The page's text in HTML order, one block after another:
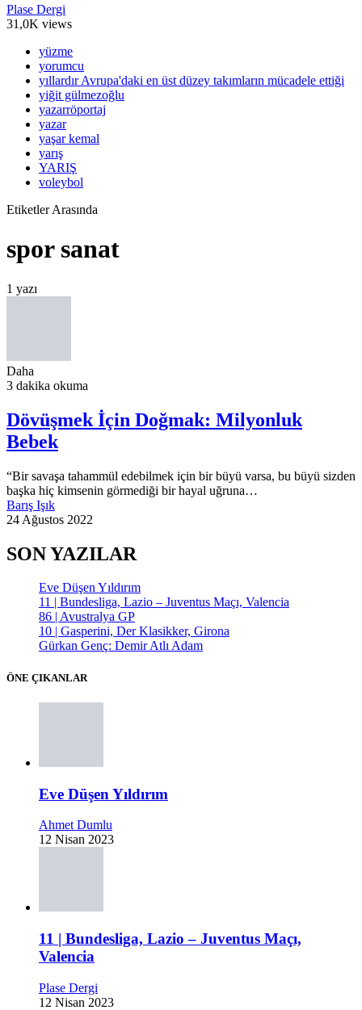
Plase Dergi
31,0K views
yüzme
yorumcu
yıllardır Avrupa'daki en üst düzey takımların mücadele ettiği
yiğit gülmezoğlu
yazarröportaj
yazar
yaşar kemal
yarış
YARIŞ
voleybol
Etiketler Arasında
spor sanat
1 yazı
Daha
3 dakika okuma
Dövüşmek İçin Doğmak: Milyonluk
Bebek
“Bir savaşa tahammül edebilmek için bir büyü varsa, bu büyü sizden
başka hiç kimsenin görmediği bir hayal uğruna…
Barış Işık
24 Ağustos 2022
SON YAZILAR
Eve Düşen Yıldırım
11 | Bundesliga, Lazio – Juventus Maçı, Valencia
86 | Avustralya GP
10 | Gasperini, Der Klasikker, Girona
Gürkan Genç: Demir Atlı Adam
ÖNE ÇIKANLAR
Eve Düşen Yıldırım
Ahmet Dumlu
12 Nisan 2023
11 | Bundesliga, Lazio – Juventus Maçı,
Valencia
Plase Dergi
12 Nisan 2023